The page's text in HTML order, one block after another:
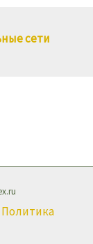
сети
Политика